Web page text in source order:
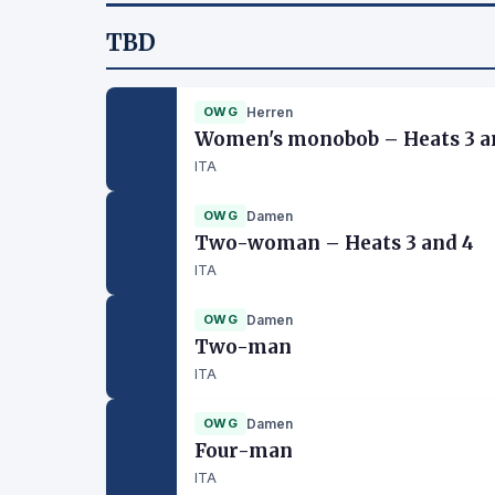
TBD
OWG Herren
Women's monobob – Heats 3
ITA
OWG Damen
Two-woman – Heats 3 and 4
ITA
OWG Damen
Two-man
ITA
OWG Damen
Four-man
ITA